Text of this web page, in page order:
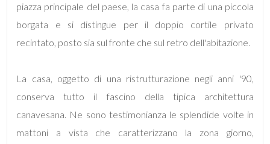
piazza principale del paese, la casa fa parte di una piccola
borgata e si distingue per il doppio cortile privato
recintato, posto sia sul fronte che sul retro dell'abitazione.
La casa, oggetto di una ristrutturazione negli anni '90,
conserva tutto il fascino della tipica architettura
canavesana. Ne sono testimonianza le splendide volte in
mattoni a vista che caratterizzano la zona giorno,
Qualsiasi
2
3